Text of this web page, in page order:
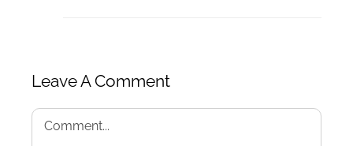
Leave A Comment
Comment